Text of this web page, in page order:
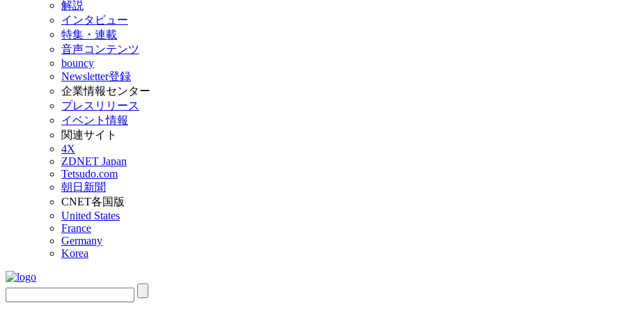
解説
インタビュー
特集・連載
音声コンテンツ
bouncy
Newsletter登録
企業情報センター
プレスリリース
イベント情報
関連サイト
4X
ZDNET Japan
Tetsudo.com
朝日新聞
CNET各国版
United States
France
Germany
Korea